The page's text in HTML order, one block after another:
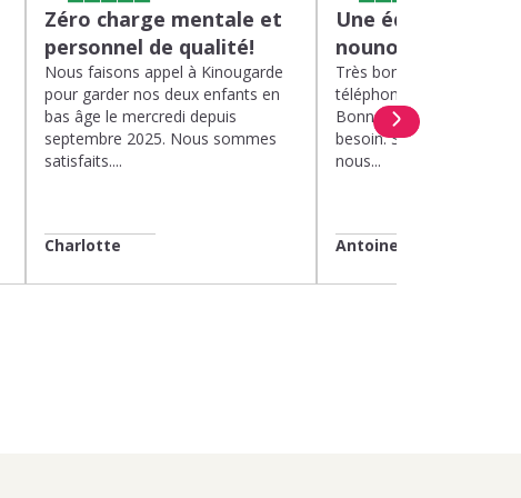
Zéro charge mentale et
personnel de qualité!
Nous faisons appel à Kinougarde
pour garder nos deux enfants en
bas âge le mercredi depuis
septembre 2025. Nous sommes
satisfaits....
Charlotte
Une équipe
nounou parfaite!
Très bons interlocuteurs
téléphone. Rapidité.
Bonne compréhension
besoin. Soucis du détail.
nous...
Antoine